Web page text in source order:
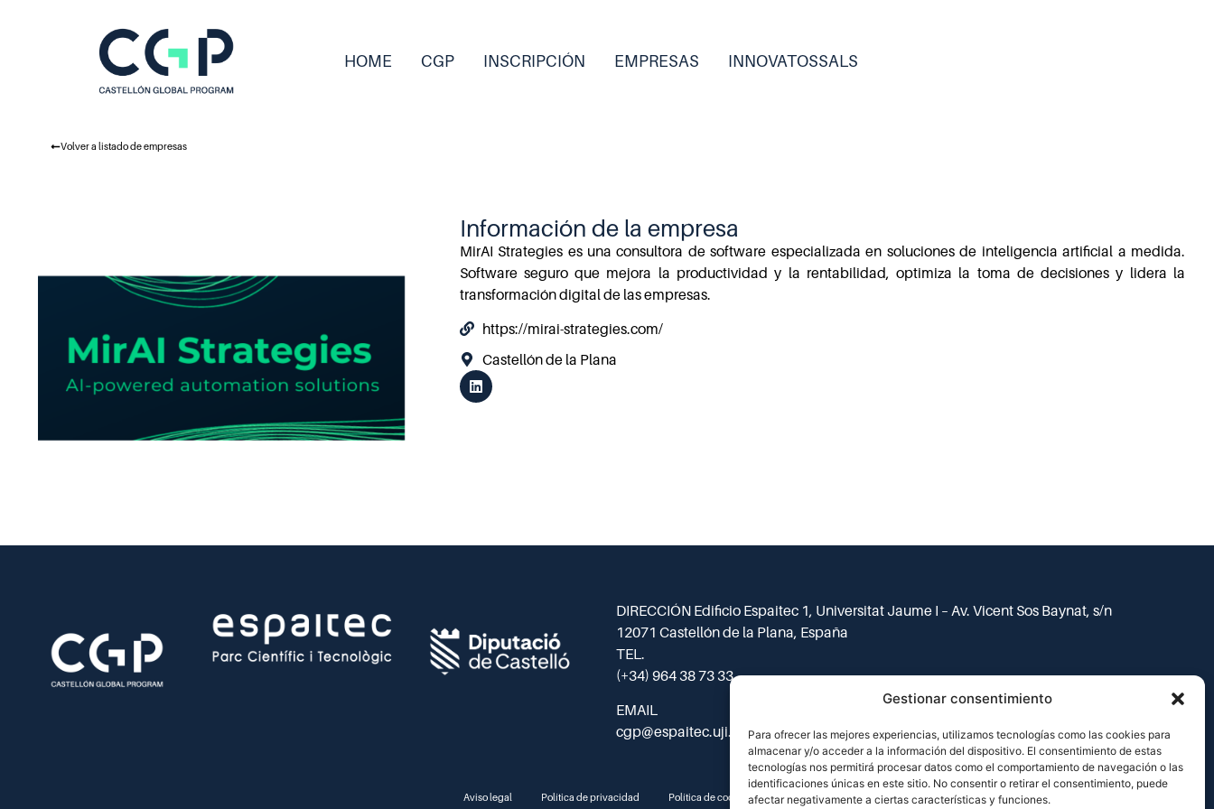
Gestionar consentimiento
Para ofrecer las mejores experiencias, utilizamos tecnologías como las cookies para
almacenar y/o acceder a la información del dispositivo. El consentimiento de estas
tecnologías nos permitirá procesar datos como el comportamiento de navegación o las
identificaciones únicas en este sitio. No consentir o retirar el consentimiento, puede
afectar negativamente a ciertas características y funciones.
HOME CGP INSCRIPCIÓN EMPRESAS INNOVATOSSALS
Volver a listado de empresas
Información de la empresa
MirAI Strategies es una consultora de software especializada en soluciones de inteligencia artificial a medida.
Software seguro que mejora la productividad y la rentabilidad, optimiza la toma de decisiones y lidera la
transformación digital de las empresas.
https://mirai-strategies.com/
Castellón de la Plana
DIRECCIÓN Edificio Espaitec 1, Universitat Jaume I – Av. Vicent Sos Baynat, s/n
12071 Castellón de la Plana, España
TEL.
(+34) 964 38 73 33
EMAIL
cgp@espaitec.uji.es
Aviso legal Política de privacidad Política de cookies